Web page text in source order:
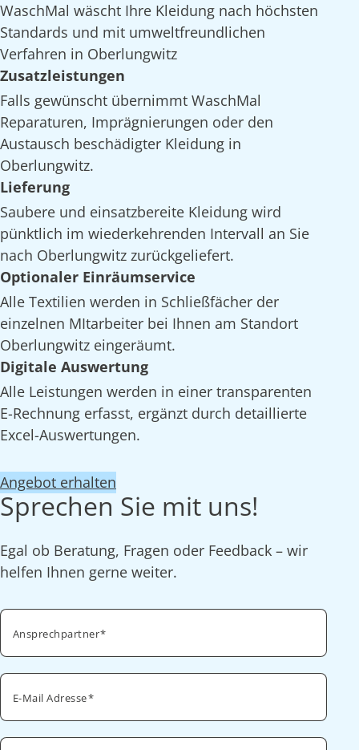
WaschMal wäscht Ihre Kleidung nach höchsten
Standards und mit umweltfreundlichen
Verfahren in Oberlungwitz
Zusatzleistungen
Falls gewünscht übernimmt WaschMal
Reparaturen, Imprägnierungen oder den
Austausch beschädigter Kleidung in
Oberlungwitz.
Lieferung
Saubere und einsatzbereite Kleidung wird
pünktlich im wiederkehrenden Intervall an Sie
nach Oberlungwitz zurückgeliefert.
Optionaler Einräumservice
Alle Textilien werden in Schließfächer der
einzelnen MItarbeiter bei Ihnen am Standort
Oberlungwitz eingeräumt.
Digitale Auswertung
Alle Leistungen werden in einer transparenten
E-Rechnung erfasst, ergänzt durch detaillierte
Excel-Auswertungen.
Angebot erhalten
Sprechen Sie mit uns!
Egal ob Beratung, Fragen oder Feedback – wir
helfen Ihnen gerne weiter.
Ansprechpartner
E-Mail Adresse